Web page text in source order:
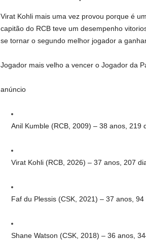
Virat Kohli mais uma vez provou porque é
capitão do RCB teve um desempenho
se tornar o segundo melhor jogador a
Jogador mais velho a vencer o Jogador da
anúncio
Anil Kumble (RCB, 2009) – 38 anos, 219
Virat Kohli (RCB, 2026) – 37 anos, 207
Faf du Plessis (CSK, 2021) – 37 anos, 94
Shane Watson (CSK, 2018) – 36 anos,